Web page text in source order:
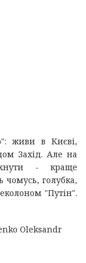
живи в Києві,
Захід. Але на
- краще
голубка,
"Путін".
Oleksandr